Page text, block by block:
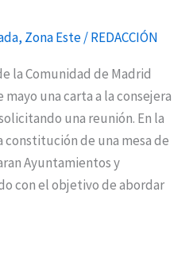
, Zona Este/REDACCIÓN
la Comunidad de Madrid
una carta a la consejera
una reunión. En la
constitución de una mesa de
Ayuntamientos y
con el objetivo de abordar